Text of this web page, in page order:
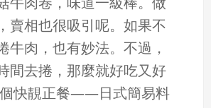
賣相也很吸引呢。如果不
牛肉，也有妙法。不過，
間去捲，那麼就好吃又好
快靚正餐——日式簡易料